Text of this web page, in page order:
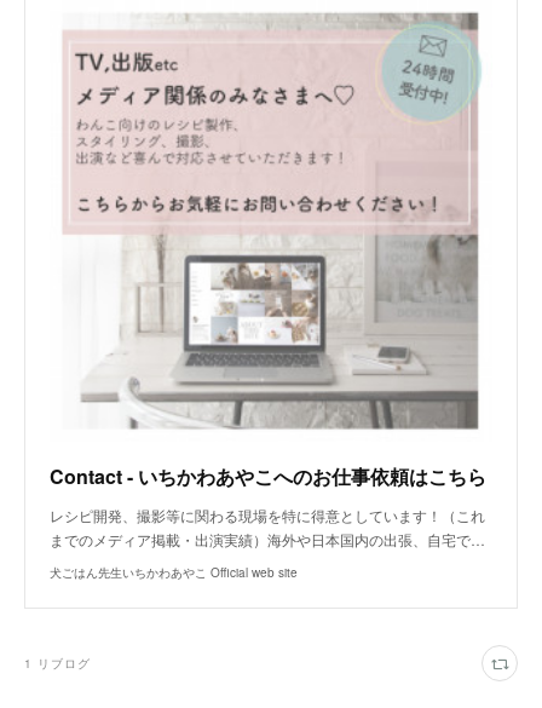
Contact - いちかわあやこへのお仕事依頼はこちら
レシピ開発、撮影等に関わる現場を特に得意としています！（これ
までのメディア掲載・出演実績）海外や日本国内の出張、自宅で…
犬ごはん先生いちかわあやこ Official web site
1 リブログ